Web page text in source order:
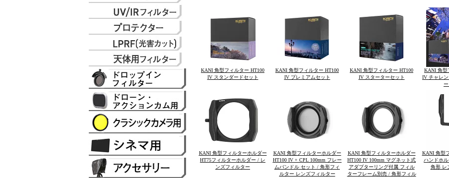
KANI 角型フィルター HT100
IV スタンダードセット
KANI 角型フィルター HT100
IV プレミアムセット
KANI 角型フィルター HT100
IV スターターセット
KANI 角型
IV チャレ
KANI 角型フィルターホルダー
HT75フィルターホルダー / レ
ンズフィルター
KANI 角型フィルターホルダー
HT100 IV + CPL 100mm フレー
ムバンドル セット / 角形フィ
ルター レンズフィルター
KANI 角型フィルターホルダー
HT100 IV 100mm マグネット式
アダプターリング付属 フィル
ターフレーム別売 / 角形フィル
KANI 角型
ハンドホ
角形 レ